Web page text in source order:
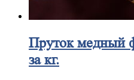
Прутокмедный
за кг.